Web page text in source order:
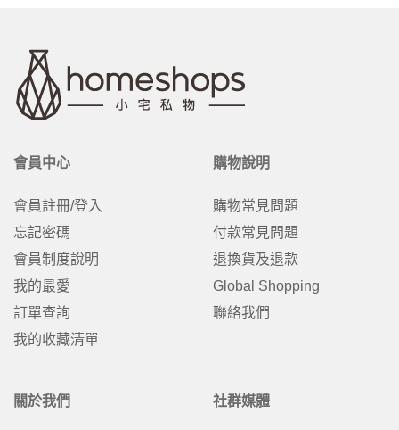
會員中心
會員註冊/登入
忘記密碼
會員制度說明
我的最愛
訂單查詢
我的收藏清單
購物說明
購物常見問題
付款常見問題
退換貨及退款
Global Shopping
聯絡我們
關於我們 社群媒體